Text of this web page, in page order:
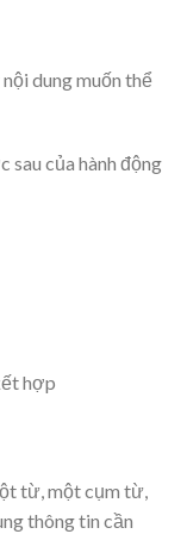
dung muốn thể
của hành động
hợp
từ, một cụm từ,
thông tin cần